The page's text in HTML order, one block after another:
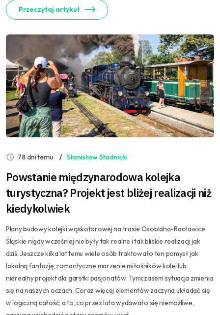
Przeczytaj artykuł
78 dni temu Stanisław Stadnicki
Powstanie międzynarodowa kolejka
turystyczna? Projekt jest bliżej realizacji niż
kiedykolwiek
Plany budowy kolejki wąskotorowej na trasie Osoblaha-Racławice
Śląskie nigdy wcześniej nie były tak realne i tak bliskie realizacji jak
dziś. Jeszcze kilka lat temu wiele osób traktowało ten pomysł jak
lokalną fantazję, romantyczne marzenie miłośników kolei lub
nierealny projekt dla garstki pasjonatów. Tymczasem sytuacja zmienia
się na naszych oczach. Coraz więcej elementów zaczyna układać się
w logiczną całość, a to, co przez lata wydawało się niemożliwe,